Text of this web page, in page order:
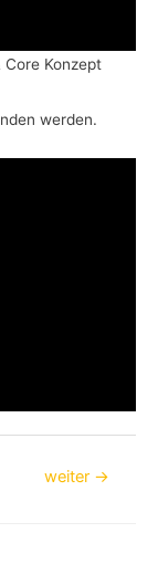
Core Konzept
werden.
weiter →